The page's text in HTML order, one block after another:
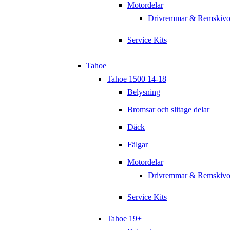
Motordelar
Drivremmar &
Service Kits
Tahoe
Tahoe 1500 14-18
Belysning
Bromsar och slitage delar
Däck
Fälgar
Motordelar
Drivremmar &
Service Kits
Tahoe 19+